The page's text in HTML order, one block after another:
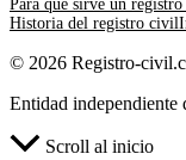
Para qué sirve un
Historia del registro civil
© 2026 Registro-
Entidad independiente
Scroll al inicio